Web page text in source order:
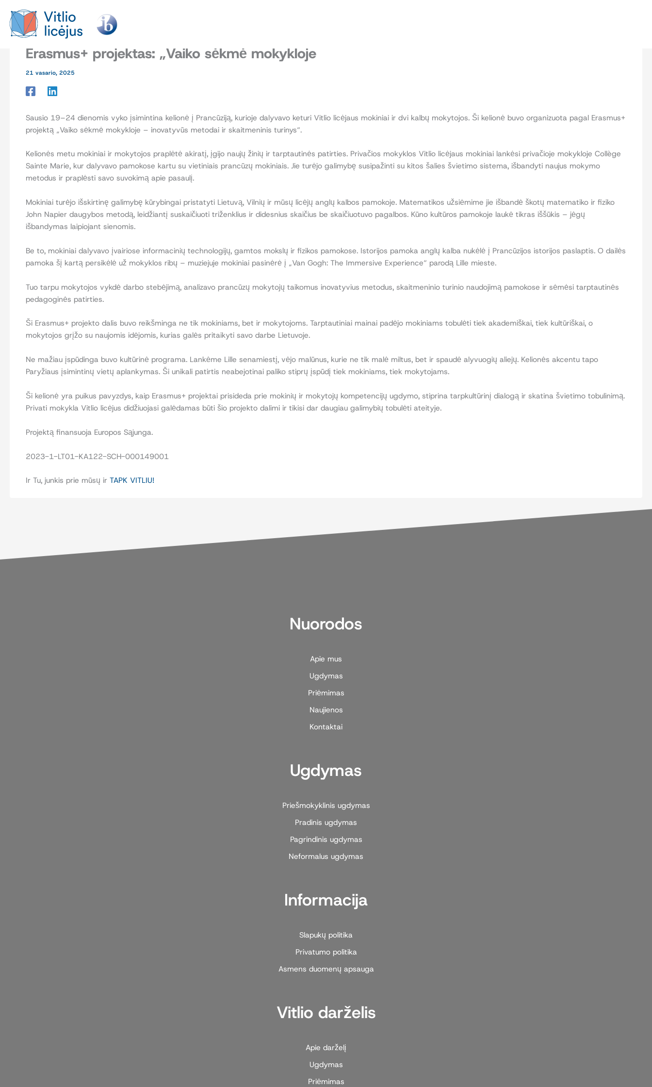
prie
turinio
Erasmus+ projektas: „Vaiko sėkmė mokykloje
21 vasario, 2025
Sausio 19–24 dienomis vyko įsimintina kelionė į Prancūziją, kurioje dalyvavo keturi Vitlio licėjaus mokiniai ir dvi kalbų mokytojos. Ši kelionė buvo organizuota pagal Erasmus+
projektą „Vaiko sėkmė mokykloje – inovatyvūs metodai ir skaitmeninis turinys“.
Kelionės metu mokiniai ir mokytojos praplėtė akiratį, įgijo naujų žinių ir tarptautinės patirties. Privačios mokyklos Vitlio licėjaus mokiniai lankėsi privačioje mokykloje Collège
Sainte Marie, kur dalyvavo pamokose kartu su vietiniais prancūzų mokiniais. Jie turėjo galimybę susipažinti su kitos šalies švietimo sistema, išbandyti naujus mokymo
metodus ir praplėsti savo suvokimą apie pasaulį.
Mokiniai turėjo išskirtinę galimybę kūrybingai pristatyti Lietuvą, Vilnių ir mūsų licėjų anglų kalbos pamokoje. Matematikos užsiėmime jie išbandė škotų matematiko ir fiziko
John Napier daugybos metodą, leidžiantį suskaičiuoti triženklius ir didesnius skaičius be skaičiuotuvo pagalbos. Kūno kultūros pamokoje laukė tikras iššūkis – jėgų
išbandymas laipiojant sienomis.
Be to, mokiniai dalyvavo įvairiose informacinių technologijų, gamtos mokslų ir fizikos pamokose. Istorijos pamoka anglų kalba nukėlė į Prancūzijos istorijos paslaptis. O dailės
pamoka šį kartą persikėlė už mokyklos ribų – muziejuje mokiniai pasinėrė į „Van Gogh: The Immersive Experience“ parodą Lille mieste.
Tuo tarpu mokytojos vykdė darbo stebėjimą, analizavo prancūzų mokytojų taikomus inovatyvius metodus, skaitmeninio turinio naudojimą pamokose ir sėmėsi tarptautinės
pedagoginės patirties.
Ši Erasmus+ projekto dalis buvo reikšminga ne tik mokiniams, bet ir mokytojoms. Tarptautiniai mainai padėjo mokiniams tobulėti tiek akademiškai, tiek kultūriškai, o
mokytojos grįžo su naujomis idėjomis, kurias galės pritaikyti savo darbe Lietuvoje.
Ne mažiau įspūdinga buvo kultūrinė programa. Lankėme Lille senamiestį, vėjo malūnus, kurie ne tik malė miltus, bet ir spaudė alyvuogių aliejų. Kelionės akcentu tapo
Paryžiaus įsimintinų vietų aplankymas. Ši unikali patirtis neabejotinai paliko stiprų įspūdį tiek mokiniams, tiek mokytojams.
Ši kelionė yra puikus pavyzdys, kaip Erasmus+ projektai prisideda prie mokinių ir mokytojų kompetencijų ugdymo, stiprina tarpkultūrinį dialogą ir skatina švietimo tobulinimą.
Privati mokykla Vitlio licėjus didžiuojasi galėdamas būti šio projekto dalimi ir tikisi dar daugiau galimybių tobulėti ateityje.
Projektą finansuoja Europos Sąjunga.
2023-1-LT01-KA122-SCH-000149001
Ir Tu, junkis prie mūsų irTAPK VITLIU!
Nuorodos
Apie mus
Ugdymas
Priėmimas
Naujienos
Kontaktai
Ugdymas
Priešmokyklinis ugdymas
Pradinis ugdymas
Pagrindinis ugdymas
Neformalus ugdymas
Informacija
Slapukų politika
Privatumo politika
Asmens duomenų apsauga
Vitlio darželis
Apie darželį
Ugdymas
Priėmimas